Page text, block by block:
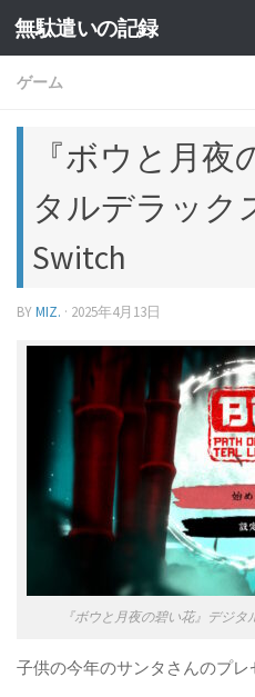
コンテンツへスキップ
無駄遣いの記録
ゲーム
『ボウと月
タルデラック
Switch
BYMIZ. · 2025年4月13日
『ボウと月夜の碧い花』デジタ
子供の今年のサンタさんのプレ